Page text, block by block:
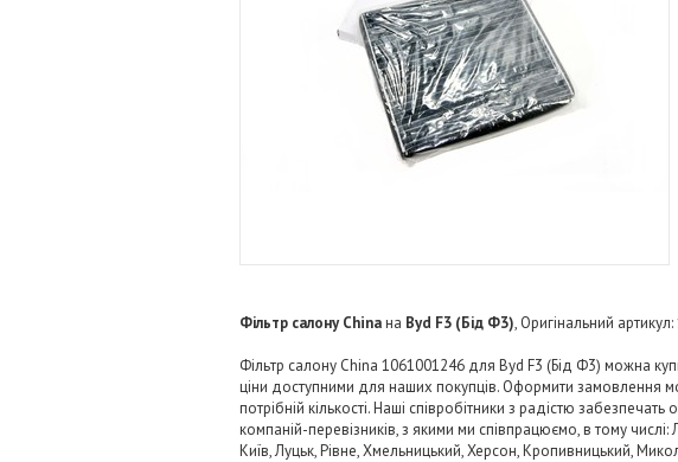
Фільтр салону Chinaна Byd F3 (Бід Ф3), Оригінальний артикул:
Фільтр салону China 1061001246 для Byd F3 (Бід Ф3) можна
ціни доступними для наших покупців. Оформити замовлення
потрібній кількості. Наші співробітники з радістю
компаній-перевізників, з якими ми співпрацюємо, в тому
Київ, Луцьк, Рівне, Хмельницький, Херсон, Кропивницький,